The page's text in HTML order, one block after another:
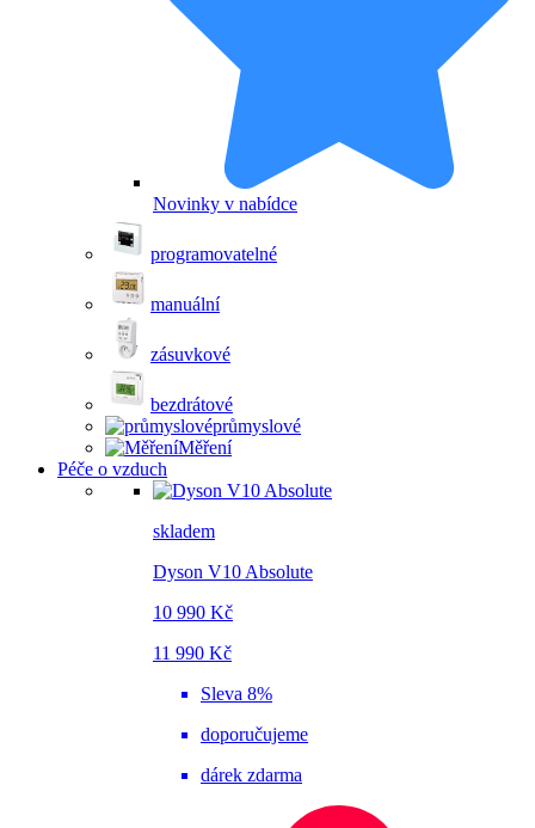
Novinky v nabídce
programovatelné
manuální
zásuvkové
bezdrátové
průmyslové
Měření
Péče o vzduch
skladem
Dyson V10 Absolute
10 990 Kč
11 990 Kč
Sleva 8%
doporučujeme
dárek zdarma